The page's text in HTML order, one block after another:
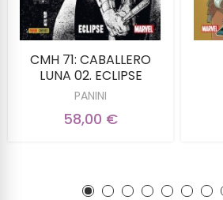
CMH 71: CABALLERO
LUNA 02. ECLIPSE
PANINI
58,00 €